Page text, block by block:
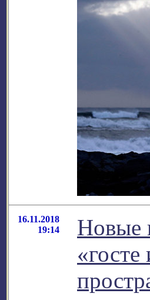
16.11.2018
19:14
Новые
«госте